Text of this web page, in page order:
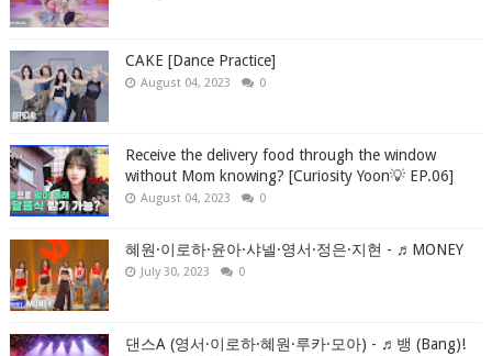
CAKE [Dance Practice]
August 04, 2023 0
Receive the delivery food through the window
without Mom knowing? [Curiosity Yoon💡 EP.06]
August 04, 2023 0
혜원·이로하·윤아·샤넬·영서·정은·지현 - ♬MONEY
July 30, 2023 0
댄스A (영서·이로하·혜원·루카·모아) - ♬뱅 (Bang)!